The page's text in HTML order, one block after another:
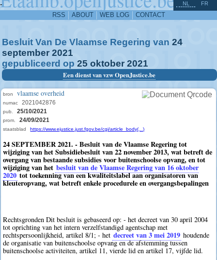
-
RSS ABOUT WEB LOG CONTACT
NL FR
Besluit Van De Vlaamse Regering van 24
september 2021
gepubliceerd op 25 oktober 2021
Een dienst van vzw OpenJustice.be
bron vlaamse overheid
numac 2021042876
pub. 25/10/2021
prom. 24/09/2021
staatsblad https://www.ejustice.just.fgov.be/cgi/article_body(...)
24 SEPTEMBER 2021. - Besluit van de Vlaamse Regering tot
wijziging van het Subsidiebesluit van 22 november 2013, wat betreft de
overgang van bestaande subsidies voor buitenschoolse opvang, en tot
wijziging van het besluit van de Vlaamse Regering van 16 oktober
2020 tot toekenning van een kwaliteitslabel aan organisatoren van
kleuteropvang, wat betreft enkele procedurele en overgangsbepalingen
Rechtsgronden Dit besluit is gebaseerd op: - het decreet van 30 april 2004
tot oprichting van het intern verzelfstandigd agentschap met
rechtspersoonlijkheid, artikel 8/1; - het decreet van 3 mei 2019 houdende
de organisatie van buitenschoolse opvang en de afstemming tussen
buitenschoolse activiteiten, artikel 11, vierde lid en artikel 17, vijfde lid.
^